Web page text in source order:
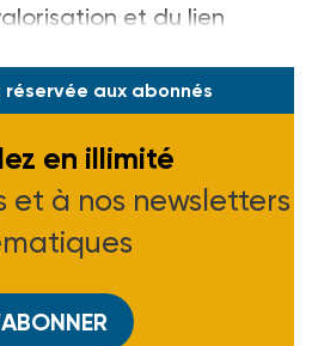
et du lien
réservée aux abonnés
en illimité
et à nos newsletters